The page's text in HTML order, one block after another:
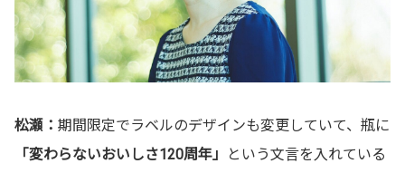
松瀬： 期間限定でラベルのデザインも変更していて、瓶に
「変わらないおいしさ120周年」
という文言を入れている